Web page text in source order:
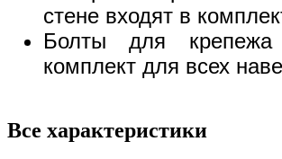
стене входят в
Болты для
комплект для всех
Все характеристики